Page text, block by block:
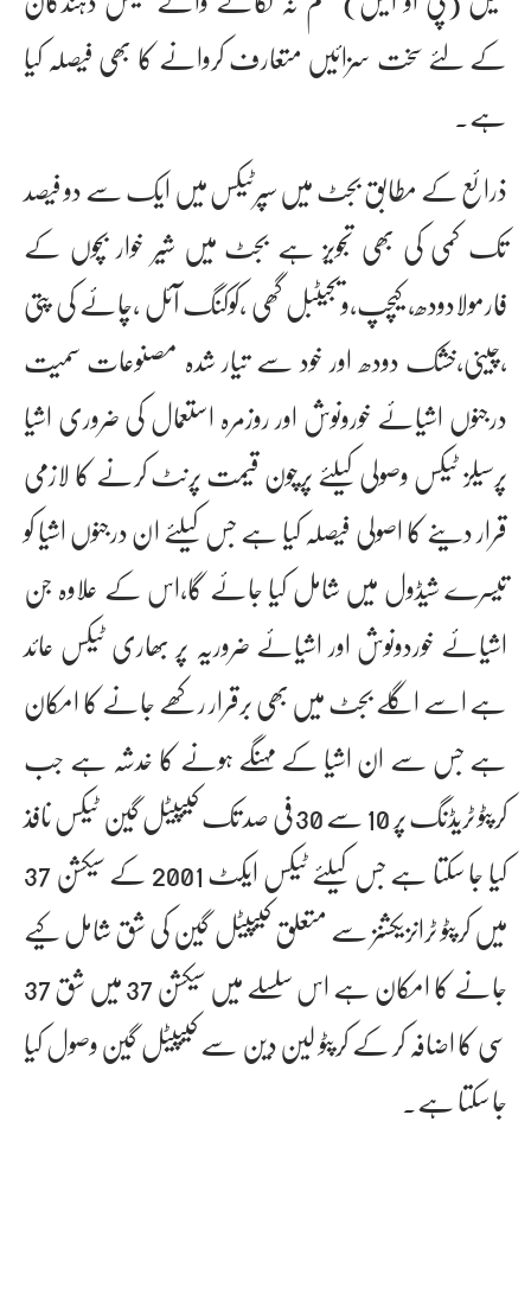
کے لئے سخت سزائیں متعارف کروانے کا بھی فیصلہ کیا
ہے۔
ذرائع کے مطابق بجٹ میں سپرٹیکس میں ایک سے دو فیصد
تک کمی کی بھی تجویز ہے بجٹ میں شیر خوار بچوں کے
فارمولادودھ، کیچپ،ویجیٹبل گھی ،کوکنگ آئل ،چائے کی پتی
،چینی،خشک دودھ اور خود سے تیار شدہ مصنوعات سمیت
درجنوں اشیائے خورونوش اور روزمرہ استعمال کی ضروری اشیا
پرسیلز ٹیکس وصولی کیلئے پرچون قیمت پرنٹ کرنے کا لازمی
قرار دینے کا اصولی فیصلہ کیا ہے جس کیلئے ان درجنوں اشیا کو
تیسرے شیڈول میں شامل کیا جائے گا،اس کے علاوہ جن
اشیائے خوردونوش اور اشیائے ضروریہ پر بھاری ٹیکس عائد
ہے اسے اگلے بجٹ میں بھی برقرار رکھے جانے کا امکان
ہے جس سے ان اشیا کے مہنگے ہونے کا خدشہ ہے جب
کرپٹو ٹریڈنگ پر 10 سے 30 فی صد تک کیپیٹل گین ٹیکس نافذ
کیا جا سکتا ہے جس کیلئے ٹیکس ایکٹ 2001 کے سیکشن 37
میں کرپٹو ٹرانزیکشنز سے متعلق کیپیٹل گین کی شق شامل کیے
جانے کا امکان ہے اس سلسلے میں سیکشن 37 میں شق 37
سی کا اضافہ کر کے کرپٹو لین دین سے کیپیٹل گین وصول کیا
جا سکتا ہے۔